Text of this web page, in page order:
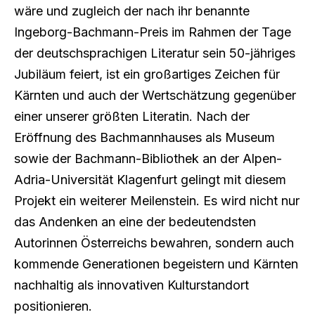
wäre und zugleich der nach ihr benannte
Ingeborg-Bachmann-Preis im Rahmen der Tage
der deutschsprachigen Literatur sein 50-jähriges
Jubiläum feiert, ist ein großartiges Zeichen für
Kärnten und auch der Wertschätzung gegenüber
einer unserer größten Literatin. Nach der
Eröffnung des Bachmannhauses als Museum
sowie der Bachmann-Bibliothek an der Alpen-
Adria-Universität Klagenfurt gelingt mit diesem
Projekt ein weiterer Meilenstein. Es wird nicht nur
das Andenken an eine der bedeutendsten
Autorinnen Österreichs bewahren, sondern auch
kommende Generationen begeistern und Kärnten
nachhaltig als innovativen Kulturstandort
positionieren.